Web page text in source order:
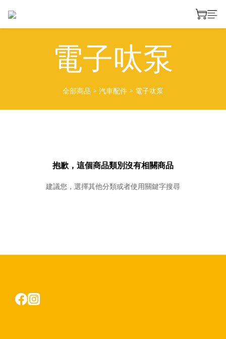
電子呔泵
全部商品 > 汽車配件 > 電子呔泵
抱歉，這個商品類別沒有相關商品
建議您，選擇其他分類或者使用關鍵字搜尋